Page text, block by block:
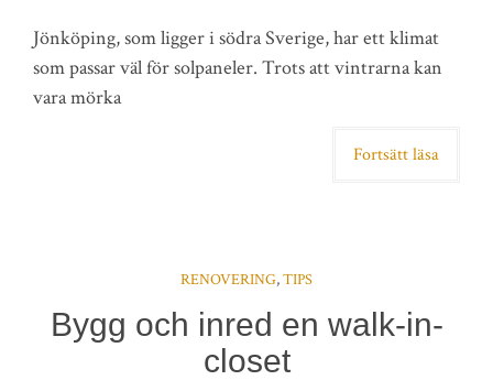
Jönköping, som ligger i södra Sverige, har ett klimat
som passar väl för solpaneler. Trots att vintrarna kan
vara mörka
Fortsätt läsa
RENOVERING,TIPS
Bygg och inred en walk-in-
closet